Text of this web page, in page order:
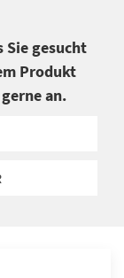
Sie gesucht
Produkt
an.